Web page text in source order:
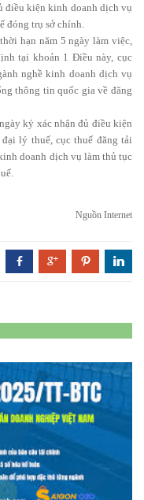
điều kiện kinh doanh dịch vụ
đóng trụ sở chính.
hạn năm 5 ngày làm việc,
tại khoản 1 Điều này, cục
nghề kinh doanh dịch vụ
thông tin quốc gia về đăng
ký xác nhận đủ điều kiện
lý thuế, cục thuế đăng tải
doanh dịch vụ làm thủ tục
Nguồn Internet
b c d j